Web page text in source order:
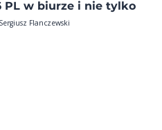
PL w biurze i nie tylko
Sergiusz Flanczewski